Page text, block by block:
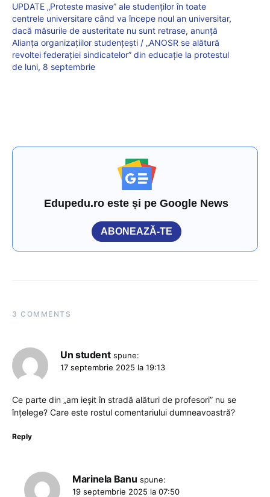
UPDATE „Proteste masive” ale studenților în toate
centrele universitare când va începe noul an universitar,
dacă măsurile de austeritate nu sunt retrase, anunță
Alianța organizațiilor studențești / „ANOSR se alătură
revoltei federației sindicatelor” din educație la protestul
de luni, 8 septembrie
Edupedu.ro este și pe Google News
ABONEAZĂ-TE
3 COMMENTS
Un student spune:
17 septembrie 2025 la 19:13
Ce parte din „am ieșit în stradă alături de profesori” nu se
înțelege? Care este rostul comentariului dumneavoastră?
Reply
Marinela Banu spune:
19 septembrie 2025 la 07:50